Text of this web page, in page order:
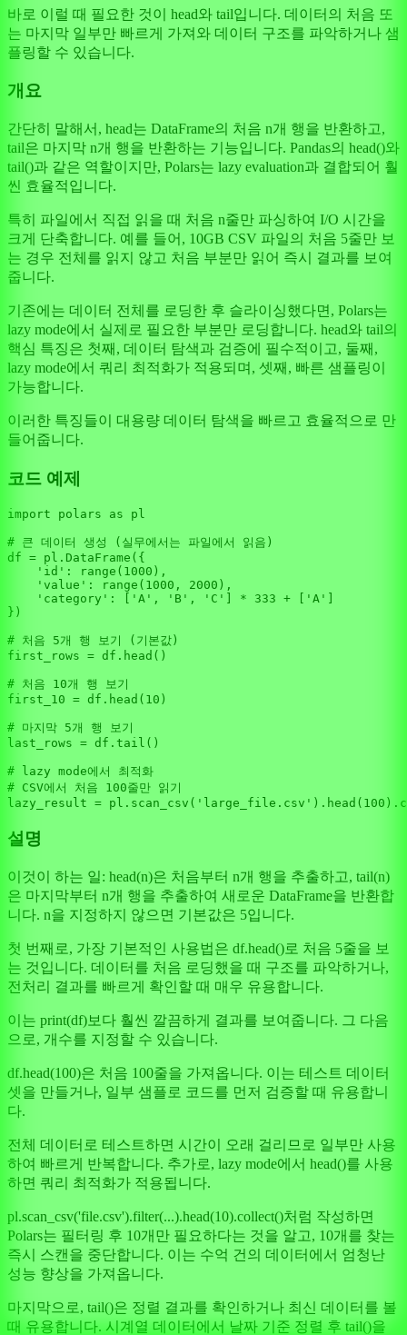
바로 이럴 때 필요한 것이 head와 tail입니다. 데이터의 처음 또
는 마지막 일부만 빠르게 가져와 데이터 구조를 파악하거나 샘
플링할 수 있습니다.
개요
간단히 말해서, head는 DataFrame의 처음 n개 행을 반환하고,
tail은 마지막 n개 행을 반환하는 기능입니다. Pandas의 head()와
tail()과 같은 역할이지만, Polars는 lazy evaluation과 결합되어 훨
씬 효율적입니다.
특히 파일에서 직접 읽을 때 처음 n줄만 파싱하여 I/O 시간을
크게 단축합니다. 예를 들어, 10GB CSV 파일의 처음 5줄만 보
는 경우 전체를 읽지 않고 처음 부분만 읽어 즉시 결과를 보여
줍니다.
기존에는 데이터 전체를 로딩한 후 슬라이싱했다면, Polars는
lazy mode에서 실제로 필요한 부분만 로딩합니다. head와 tail의
핵심 특징은 첫째, 데이터 탐색과 검증에 필수적이고, 둘째,
lazy mode에서 쿼리 최적화가 적용되며, 셋째, 빠른 샘플링이
가능합니다.
이러한 특징들이 대용량 데이터 탐색을 빠르고 효율적으로 만
들어줍니다.
코드 예제
import polars as pl
# 큰 데이터 생성 (실무에서는 파일에서 읽음)
df = pl.DataFrame({
'id' : range ( 1000 ),
'value' : range ( 1000 , 2000 ),
'category' : [ 'A' , 'B' , 'C' ] * 333 + [ 'A'
})
# 처음 5개 행 보기 (기본값)
first_rows = df.head()
# 처음 10개 행 보기
first_10 = df.head( 10 )
# 마지막 5개 행 보기
last_rows = df.tail()
# lazy mode에서 최적화
# CSV에서 처음 100줄만 읽기
lazy_result = pl.scan_csv( 'large_file.csv' ).head( 100
설명
이것이 하는 일: head(n)은 처음부터 n개 행을 추출하고, tail(n)
은 마지막부터 n개 행을 추출하여 새로운 DataFrame을 반환합
니다. n을 지정하지 않으면 기본값은 5입니다.
첫 번째로, 가장 기본적인 사용법은 df.head()로 처음 5줄을 보
는 것입니다. 데이터를 처음 로딩했을 때 구조를 파악하거나,
전처리 결과를 빠르게 확인할 때 매우 유용합니다.
이는 print(df)보다 훨씬 깔끔하게 결과를 보여줍니다. 그 다음
으로, 개수를 지정할 수 있습니다.
df.head(100)은 처음 100줄을 가져옵니다. 이는 테스트 데이터
셋을 만들거나, 일부 샘플로 코드를 먼저 검증할 때 유용합니
다.
전체 데이터로 테스트하면 시간이 오래 걸리므로 일부만 사용
하여 빠르게 반복합니다. 추가로, lazy mode에서 head()를 사용
하면 쿼리 최적화가 적용됩니다.
pl.scan_csv('file.csv').filter(...).head(10).collect()처럼 작성하면
Polars는 필터링 후 10개만 필요하다는 것을 알고, 10개를 찾는
즉시 스캔을 중단합니다. 이는 수억 건의 데이터에서 엄청난
성능 향상을 가져옵니다.
마지막으로, tail()은 정렬 결과를 확인하거나 최신 데이터를 볼
때 유용합니다. 시계열 데이터에서 날짜 기준 정렬 후 tail()을